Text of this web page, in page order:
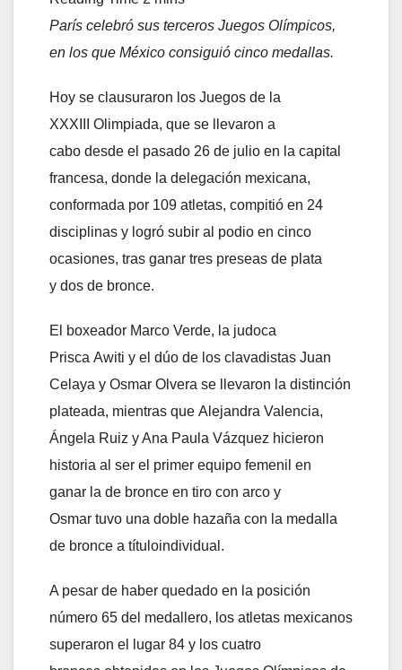
París celebró sus terceros Juegos Olímpicos,
en los que México consiguió cinco medallas.
Hoy se clausuraron los Juegos de la
XXXIII Olimpiada, que se llevaron a
cabo desde el pasado 26 de julio en la capital
francesa, donde la delegación mexicana,
conformada por 109 atletas, compitió en 24
disciplinas y logró subir al podio en cinco
ocasiones, tras ganar tres preseas de plata
y dos de bronce.
El boxeador Marco Verde, la judoca
Prisca Awiti y el dúo de los clavadistas Juan
Celaya y Osmar Olvera se llevaron la distinción
plateada, mientras que Alejandra Valencia,
Ángela Ruiz y Ana Paula Vázquez hicieron
historia al ser el primer equipo femenil en
ganar la de bronce en tiro con arco y
Osmar tuvo una doble hazaña con la medalla
de bronce a títuloindividual.
A pesar de haber quedado en la posición
número 65 del medallero, los atletas mexicanos
superaron el lugar 84 y los cuatro